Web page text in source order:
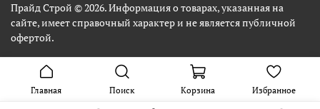
Прайд Строй © 2026. Информация о товарах, указанная на
сайте, имеет справочный характер и не является публичной
офертой.
Главная Поиск Корзина Избранное